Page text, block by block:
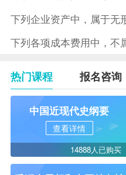
下列企业资产中，属于
下列各项成本费用中，不
热门课程 报名咨询
中国近现代史纲要
查看详情
14888人已购买